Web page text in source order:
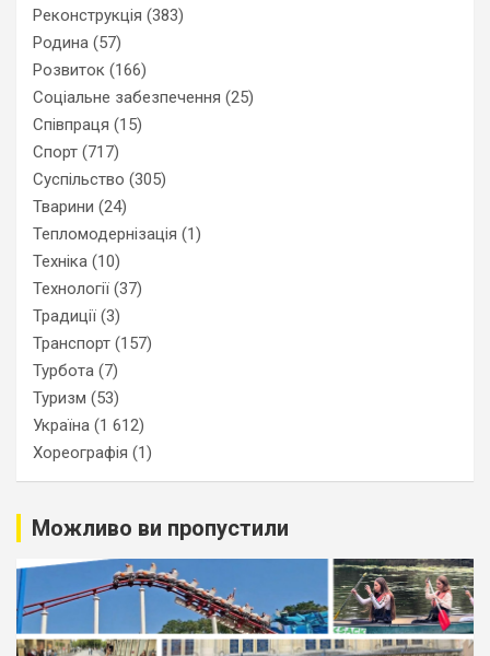
Реконструкція (383)
Родина (57)
Розвиток (166)
Соціальне забезпечення (25)
Співпраця (15)
Спорт (717)
Суспільство (305)
Тварини (24)
Тепломодернізація (1)
Техніка (10)
Технології (37)
Традиції (3)
Транспорт (157)
Турбота (7)
Туризм (53)
Україна (1 612)
Хореографія (1)
Можливо ви пропустили